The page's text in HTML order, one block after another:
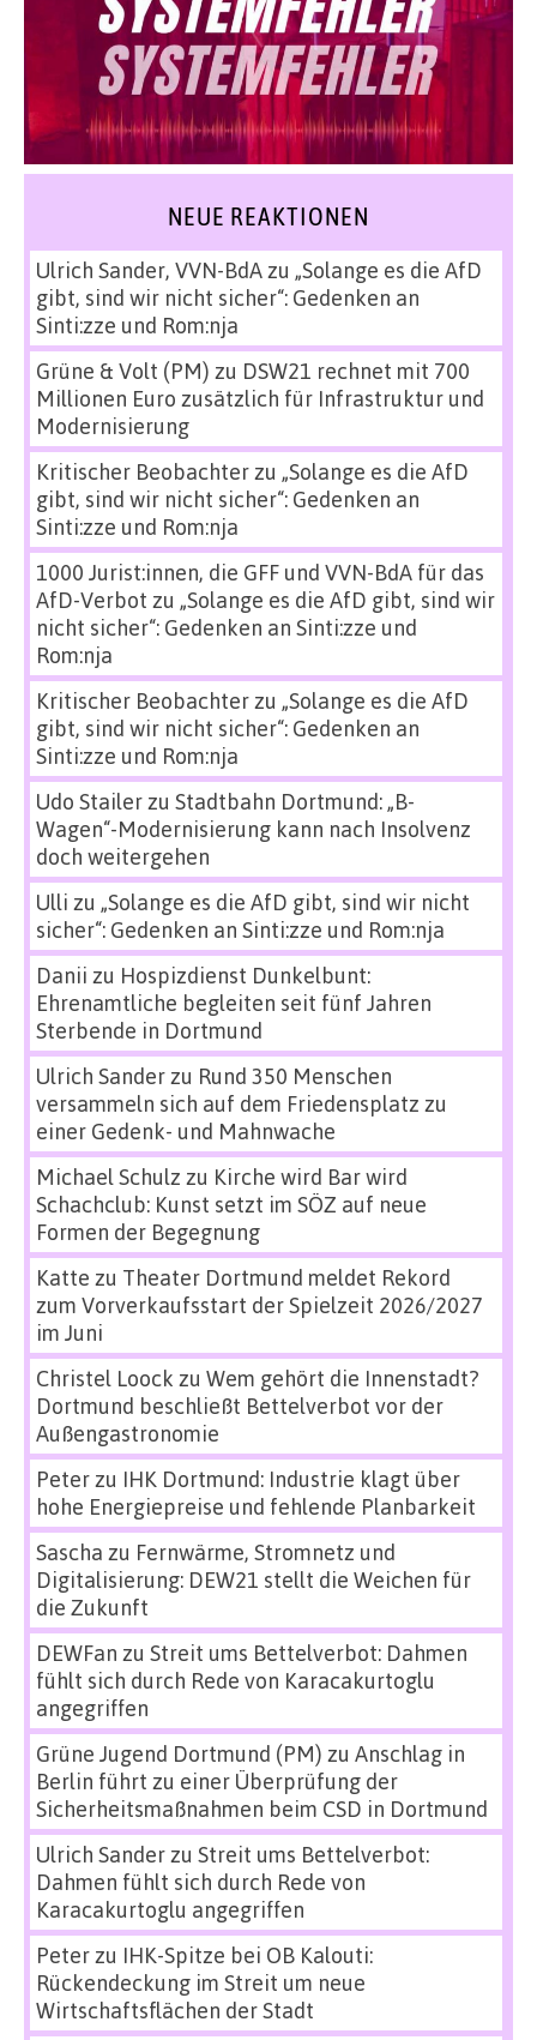
NEUE REAKTIONEN
Ulrich Sander, VVN-BdAzu „Solange es die AfD
gibt, sind wir nicht sicher“: Gedenken an
Sinti:zze und Rom:nja
Grüne & Volt (PM) zu DSW21 rechnet mit 700
Millionen Euro zusätzlich für Infrastruktur und
Modernisierung
Kritischer Beobachterzu „Solange es die AfD
gibt, sind wir nicht sicher“: Gedenken an
Sinti:zze und Rom:nja
1000 Jurist:innen, die GFF und VVN-BdA für das
AfD-Verbot zu „Solange es die AfD gibt, sind wir
nicht sicher“: Gedenken an Sinti:zze und
Rom:nja
Kritischer Beobachterzu „Solange es die AfD
gibt, sind wir nicht sicher“: Gedenken an
Sinti:zze und Rom:nja
Udo Stailerzu Stadtbahn Dortmund: „B-
Wagen“-Modernisierung kann nach Insolvenz
doch weitergehen
Ulli zu „Solange es die AfD gibt, sind wir nicht
sicher“: Gedenken an Sinti:zze und Rom:nja
Danii zu Hospizdienst Dunkelbunt:
Ehrenamtliche begleiten seit fünf Jahren
Sterbende in Dortmund
Ulrich Sanderzu Rund 350 Menschen
versammeln sich auf dem Friedensplatz zu
einer Gedenk- und Mahnwache
Michael Schulz zu Kirche wird Bar wird
Schachclub: Kunst setzt im SÖZ auf neue
Formen der Begegnung
Katte zu Theater Dortmund meldet Rekord
zum Vorverkaufsstart der Spielzeit 2026/2027
im Juni
Christel Loock zu Wem gehört die Innenstadt?
Dortmund beschließt Bettelverbot vor der
Außengastronomie
Peterzu IHK Dortmund: Industrie klagt über
hohe Energiepreise und fehlende Planbarkeit
Sascha zu Fernwärme, Stromnetz und
Digitalisierung: DEW21 stellt die Weichen für
die Zukunft
DEWFan zu Streit ums Bettelverbot: Dahmen
fühlt sich durch Rede von Karacakurtoglu
angegriffen
Grüne Jugend Dortmund (PM) zu Anschlag in
Berlin führt zu einer Überprüfung der
Sicherheitsmaßnahmen beim CSD in Dortmund
Ulrich Sanderzu Streit ums Bettelverbot:
Dahmen fühlt sich durch Rede von
Karacakurtoglu angegriffen
Peterzu IHK-Spitze bei OB Kalouti:
Rückendeckung im Streit um neue
Wirtschaftsflächen der Stadt